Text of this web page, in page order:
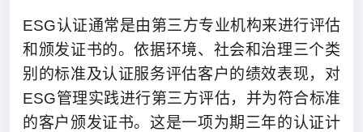
ESG认证通常是由第三方专业机构来进行评估
和颁发证书的。依据环境、社会和治理三个类
别的标准及认证服务评估客户的绩效表现，对
ESG管理实践进行第三方评估，并为符合标准
的客户颁发证书。这是一项为期三年的认证计